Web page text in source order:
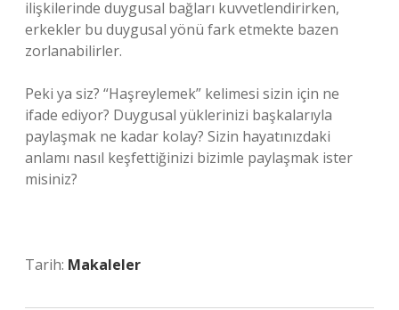
ilişkilerinde duygusal bağları kuvvetlendirirken,
erkekler bu duygusal yönü fark etmekte bazen
zorlanabilirler.
Peki ya siz? “Haşreylemek” kelimesi sizin için ne
ifade ediyor? Duygusal yüklerinizi başkalarıyla
paylaşmak ne kadar kolay? Sizin hayatınızdaki
anlamı nasıl keşfettiğinizi bizimle paylaşmak ister
misiniz?
Tarih: Makaleler